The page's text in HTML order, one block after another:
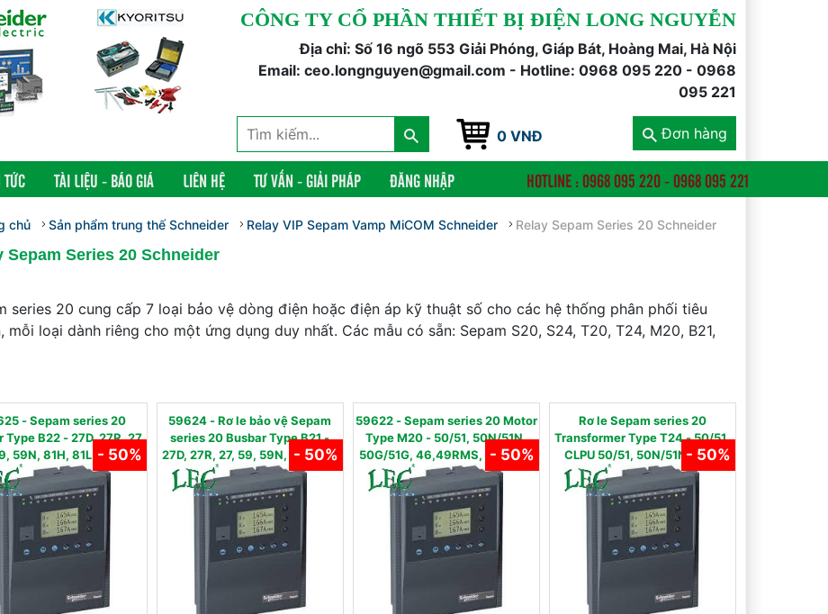
CÔNG TY CỔ PHẦN THIẾT BỊ ĐIỆN LONG NGUYỄN
Địa chỉ: Số 16 ngõ 553 Giải Phóng, Giáp Bát, Hoàng Mai, Hà Nội
Email: ceo.longnguyen@gmail.com - Hotline: 0968 095 220 - 0968
095 221
0 VNĐ Đơn hàng
TÀI LIỆU - BÁO GIÁ LIÊN HỆ TƯ VẤN - GIẢI PHÁP ĐĂNG NHẬP
HOTLINE : 0968 095 220 - 0968 095 221
chủ Sản phẩm trung thế Schneider Relay VIP Sepam Vamp MiCOM Schneider Relay Sepam Series 20 Schneider
Sepam Series 20 Schneider
series 20 cung cấp 7 loại bảo vệ dòng điện hoặc điện áp kỹ thuật số cho các hệ thống phân phối tiêu
mỗi loại dành riêng cho một ứng dụng duy nhất. Các mẫu có sẵn: Sepam S20, S24, T20, T24, M20, B21,
- Sepam series 20
Type B22 - 27D, 27R, 27,
59N, 81H, 81L,81R- 50%
59624 - Rơ le bảo vệ Sepam
series 20 Busbar Type B21 -
27D, 27R, 27, 59, 59N, 81H, 81L
- 50%
59622 - Sepam series 20 Motor
Type M20 - 50/51, 50N/51N,
50G/51G, 46,49RMS, 38/49T,
37, 48/51LR/14,66
- 50%
Rơ le Sepam series 20
Transformer Type T24 - 50/51,
CLPU 50/51, 50N/51N,CLPU
50N/51N, 50G/51G, 46,49RMS,
38/49T, 50BF, 23/63
- 50%